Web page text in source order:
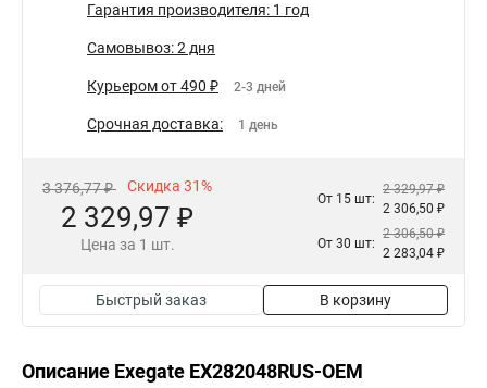
Гарантия производителя: 1 год
Самовывоз: 2 дня
Курьером от 490 ₽ 2-3 дней
Срочная доставка: 1 день
3 376,77 ₽ Скидка 31%
2 329,97 ₽
Цена за 1 шт.
От 15 шт:
2 329,97 ₽
2 306,50 ₽
От 30 шт:
2 306,50 ₽
2 283,04 ₽
Быстрый заказ В корзину
Описание Exegate EX282048RUS-OEM